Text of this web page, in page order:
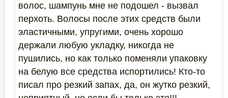
волос, шампунь мне не подошел - вызвал
перхоть. Волосы после этих средств были
эластичными, упругими, очень хорошо
держали любую укладку, никогда не
пушились, но как только поменяли упаковку
на белую все средства испортились! Кто-то
писал про резкий запах, да, он жутко резкий,